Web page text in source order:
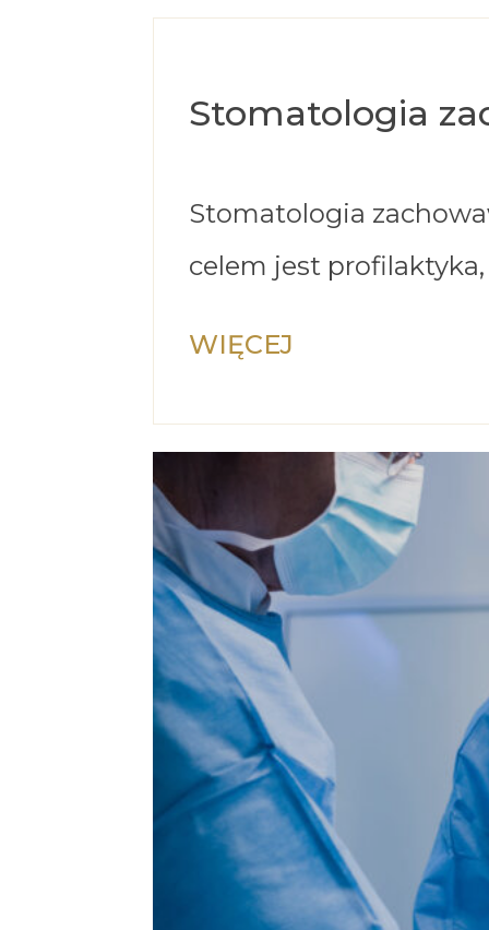
Stomatologia
Stomatologia
celem jest
WIĘCEJ